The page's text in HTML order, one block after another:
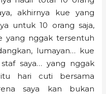
akhirnya kue yang
untuk 10 orang saja,
yang nggak tersentuh
lumayan… kue
saya… yang nggak
hari cuti bersama
saya kan bukan